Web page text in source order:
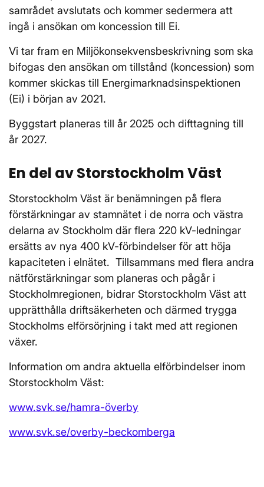
samrådet avslutats och kommer sedermera att
ingå i ansökan om koncession till Ei.
Vi tar fram en Miljökonsekvensbeskrivning som ska
bifogas den ansökan om tillstånd (koncession) som
kommer skickas till Energimarknadsinspektionen
(Ei) i början av 2021.
Byggstart planeras till år 2025 och difttagning till
år 2027.
En del av Storstockholm Väst
Storstockholm Väst är benämningen på flera
förstärkningar av stamnätet i de norra och västra
delarna av Stockholm där flera 220 kV-ledningar
ersätts av nya 400 kV-förbindelser för att höja
kapaciteten i elnätet. Tillsammans med flera andra
nätförstärkningar som planeras och pågår i
Stockholmregionen, bidrar Storstockholm Väst att
upprätthålla driftsäkerheten och därmed trygga
Stockholms elförsörjning i takt med att regionen
växer.
Information om andra aktuella elförbindelser inom
Storstockholm Väst:
www.svk.se/hamra-överby
www.svk.se/overby-beckomberga